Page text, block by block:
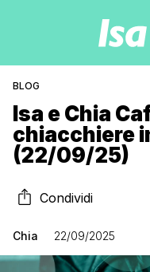
BLOG
Isa e Chia
chiacchiere
(22/09/25)
Condividi
Chia 22/09/2025